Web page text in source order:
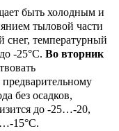
быть холодным и
тыловой части
снег, температурный
-25°С. Во вторник
без осадков,
до -25…-20,
15°С.